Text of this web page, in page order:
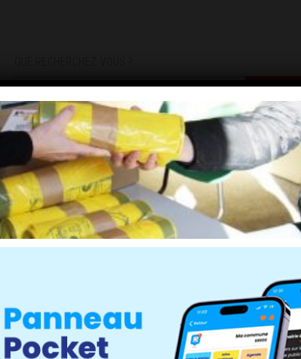
INFOS PRATIQUES INSCRIPTIONS INFOS/